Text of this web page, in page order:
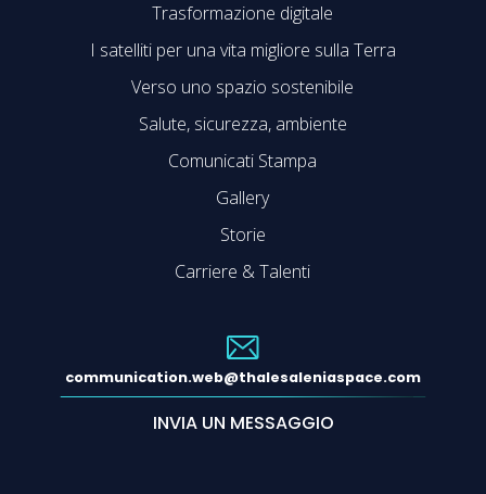
Trasformazione digitale
I satelliti per una vita migliore sulla Terra
Verso uno spazio sostenibile
Salute, sicurezza, ambiente
Comunicati Stampa
Gallery
Storie
Carriere & Talenti
communication.web@thalesaleniaspace.com
INVIA UN MESSAGGIO